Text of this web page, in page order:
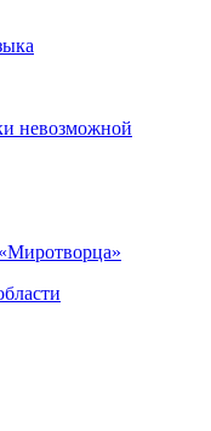
невозможной